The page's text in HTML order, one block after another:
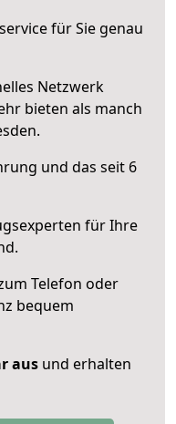
für Sie genau
Netzwerk
bieten als manch
und das seit 6
für Ihre
Telefon oder
bequem
aus und erhalten